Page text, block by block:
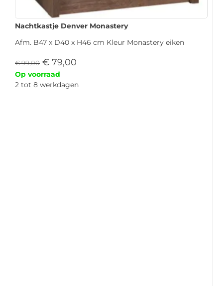
Nachtkastje Denver Monastery
Afm. B47 x D40 x H46 cm Kleur Monastery eiken
€99,00 € 79,00
Op voorraad
2 tot 8 werkdagen